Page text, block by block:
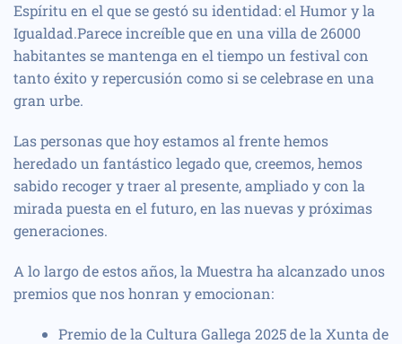
Espíritu en el que se gestó su identidad: el Humor y la
Igualdad.Parece increíble que en una villa de 26000
habitantes se mantenga en el tiempo un festival con
tanto éxito y repercusión como si se celebrase en una
gran urbe.
Las personas que hoy estamos al frente hemos
heredado un fantástico legado que, creemos, hemos
sabido recoger y traer al presente, ampliado y con la
mirada puesta en el futuro, en las nuevas y próximas
generaciones.
A lo largo de estos años, la Muestra ha alcanzado unos
premios que nos honran y emocionan:
Premio de la Cultura Gallega 2025 de la Xunta de